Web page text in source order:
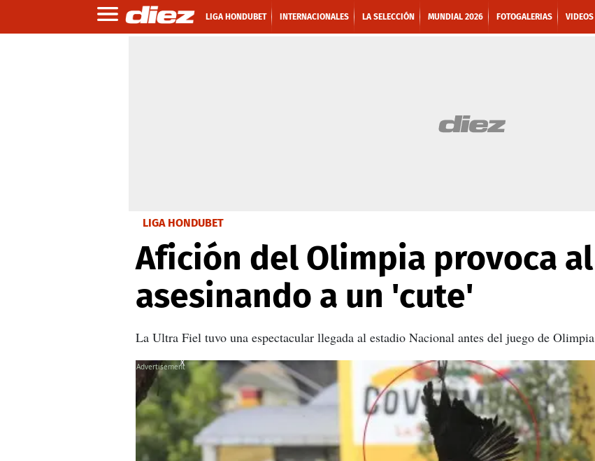
LIGA HONDUBET INTERNACIONALES LA SELECCIÓN MUNDIAL 2026 FOTOGALERIAS VIDEOS
LIGA HONDUBET
Afición del Olimpia provoca
asesinando a un 'cute'
La Ultra Fiel tuvo una espectacular llegada al estadio Nacional antes del juego de
X